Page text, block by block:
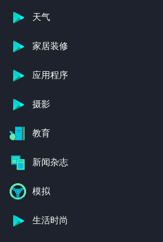
天气
家居装修
应用程序
摄影
教育
新闻杂志
模拟
生活时尚